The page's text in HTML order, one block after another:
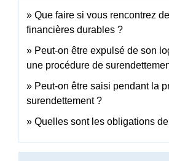
Que faire si vous rencontrez
financières durables ?
Peut-on être expulsé de son
une procédure de
Peut-on être saisi pendant la
surendettement ?
Quelles sont les obligations